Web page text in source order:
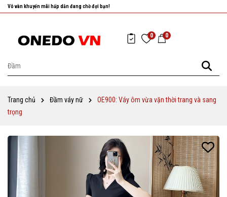
Nhanh tay chọn cho mình những sản phẩm ưng ý nhất!
0 0
Trang chủ Đầm váy nữ
OE900: Váy ôm vừa vặn thời trang và sang
trọng